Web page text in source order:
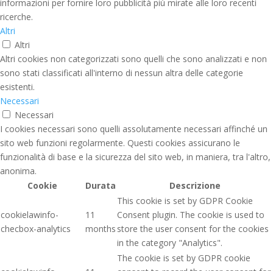
informazioni per fornire loro pubblicità più mirate alle loro recenti
ricerche.
Altri
Altri
Altri cookies non categorizzati sono quelli che sono analizzati e non
sono stati classificati all'interno di nessun altra delle categorie
esistenti.
Necessari
Necessari
I cookies necessari sono quelli assolutamente necessari affinché un
sito web funzioni regolarmente. Questi cookies assicurano le
funzionalità di base e la sicurezza del sito web, in maniera, tra l'altro,
anonima.
Cookie
Durata Descrizione
cookielawinfo-
checbox-analytics
11
months
This cookie is set by GDPR Cookie
Consent plugin. The cookie is used to
store the user consent for the cookies
in the category "Analytics".
The cookie is set by GDPR cookie